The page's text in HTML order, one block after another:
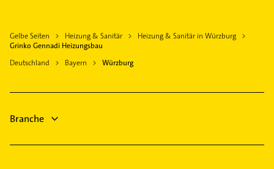
Hettstadt
Bauunternehmen
Immobilien
Immobilienmakler
Gelbe Seiten Heizung & Sanitär
Heizung & Sanitär in Würzburg
Grinko Gennadi Heizungsbau
Deutschland
Bayern Würzburg
Branche